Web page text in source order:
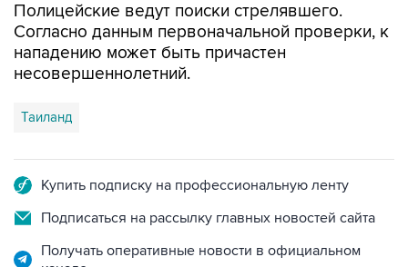
Полицейские ведут поиски стрелявшего.
Согласно данным первоначальной проверки, к
нападению может быть причастен
несовершеннолетний.
Таиланд
Купить подписку на профессиональную ленту
Подписаться на рассылку главных новостей сайта
Получать оперативные новости в официальном